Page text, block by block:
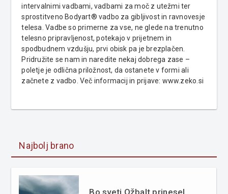
intervalnimi vadbami, vadbami za moč z utežmi ter
sprostitveno Bodyart® vadbo za gibljivost in ravnovesje
telesa. Vadbe so primerne za vse, ne glede na trenutno
telesno pripravljenost, potekajo v prijetnem in
spodbudnem vzdušju, prvi obisk pa je brezplačen.
Pridružite se nam in naredite nekaj dobrega zase –
poletje je odlična priložnost, da ostanete v formi ali
začnete z vadbo. Več informacij in prijave: www.zeko.si
Najbolj brano
Bo sveti Ožbalt prinesel